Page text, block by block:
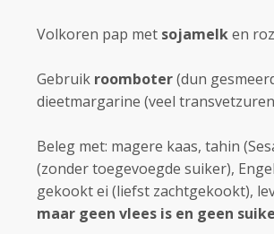
Volkoren pap met sojamelken
Gebruik roomboter(dun
dieetmargarine (veel
Beleg met: magere kaas, tahin
(zonder toegevoegde suiker),
gekookt ei (liefst zachtgekookt),
maar geen vlees is en geen